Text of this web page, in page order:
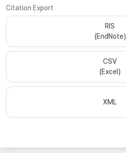
Citation Export
RIS
(EndNote)
CSV
(Excel)
XML